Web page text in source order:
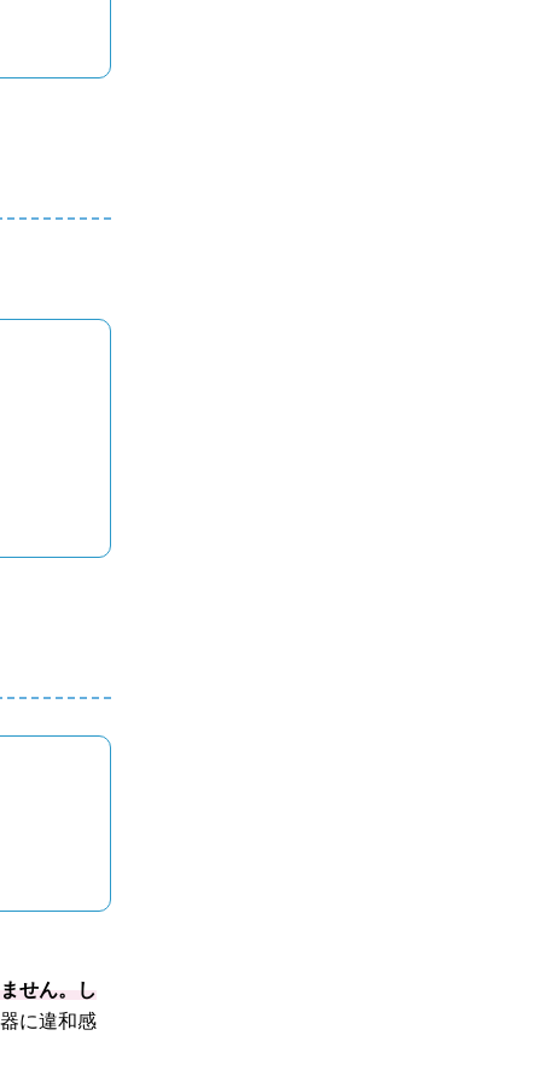
せん。し
に違和感